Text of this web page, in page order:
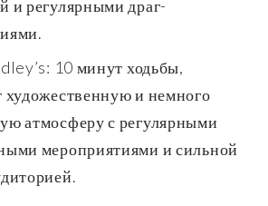
и регулярными драг-
10 минут ходьбы,
художественную и немного
атмосферу с регулярными
мероприятиями и сильной